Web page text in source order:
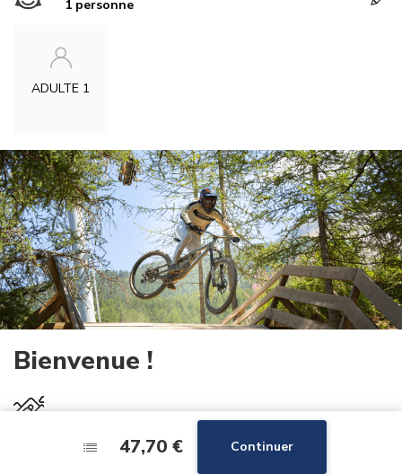
1 personne
ADULTE 1
47,70 € Continuer
Bienvenue !
47,70 € Continuer